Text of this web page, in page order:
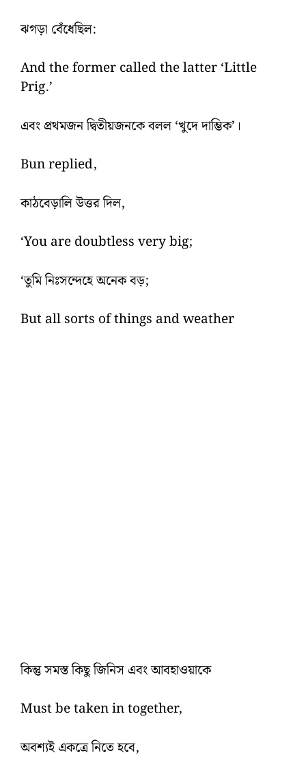
ঝগড়া বেঁধেছিল:
And the former called the latter ‘Little
Prig.’
এবং প্রথমজন দ্বিতীয়জনকে বলল ‘খুদে দাম্ভিক’।
Bun replied,
কাঠবেড়ালি উত্তর দিল,
‘You are doubtless very big;
‘তুমি নিঃসন্দেহে অনেক বড়;
But all sorts of things and weather
কিন্তু সমস্ত কিছু জিনিস এবং আবহাওয়াকে
Must be taken in together,
অবশ্যই একত্রে নিতে হবে,